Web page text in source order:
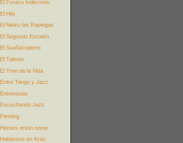
El Furacu Indiscretu
El Hilo
El Nieiru las Rapiegas
El Segundo Escalón
El Suañacoptero
El Talento
El Tren de la Vida
Entre Tango y Jazz
Entrevistas
Escuchando Jazz
Fleming
Héroes ensin nome
Hablamos en Kras